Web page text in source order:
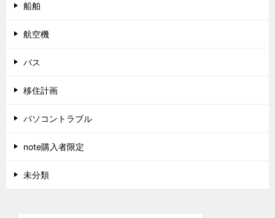
船舶
航空機
バス
移住計画
パソコントラブル
note購入者限定
未分類